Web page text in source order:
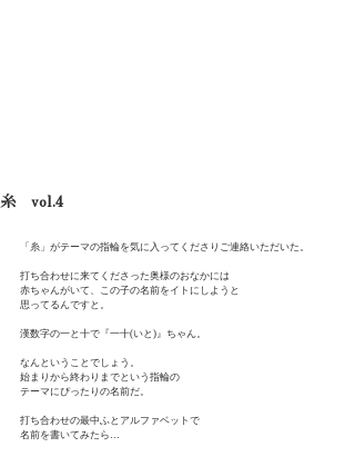
糸 vol.4
「糸」がテーマの指輪を気に入ってくださりご連絡いただいた。
打ち合わせに来てくださった奥様のおなかには
赤ちゃんがいて、この子の名前をイトにしようと
思ってるんですと。
漢数字の一と十で『一十(いと)』ちゃん。
なんということでしょう。
始まりから終わりまでという指輪の
テーマにぴったりの名前だ。
打ち合わせの最中ふとアルファベットで
名前を書いてみたら…